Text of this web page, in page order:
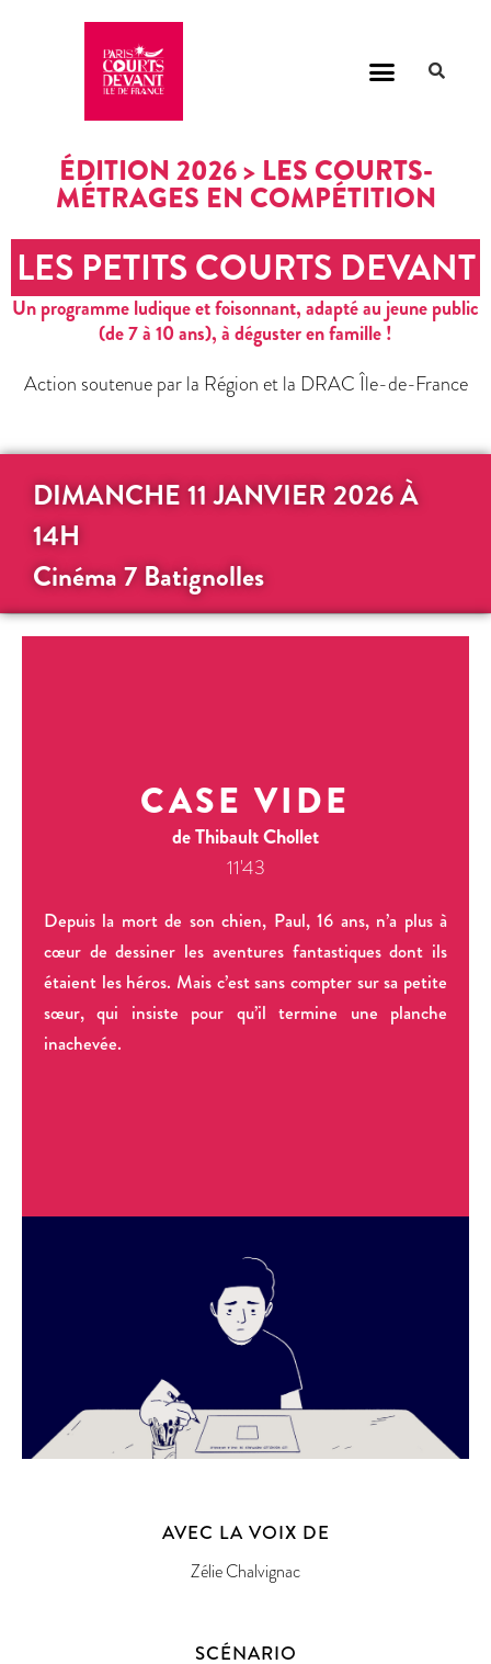
ÉDITION 2026 > LES COURTS-
MÉTRAGES EN COMPÉTITION
LES PETITS COURTS DEVANT
Un programme ludique et foisonnant, adapté au jeune public
(de 7 à 10 ans), à déguster en famille !
Action soutenue par la Région et la DRAC Île-de-France
DIMANCHE 11 JANVIER 2026 À
14H
Cinéma 7 Batignolles
CASE VIDE
de Thibault Chollet
11'43
Depuis la mort de son chien, Paul, 16 ans, n’a plus à
cœur de dessiner les aventures fantastiques dont ils
étaient les héros. Mais c’est sans compter sur sa petite
sœur, qui insiste pour qu’il termine une planche
inachevée.
AVEC LA VOIX DE
Zélie Chalvignac
SCÉNARIO